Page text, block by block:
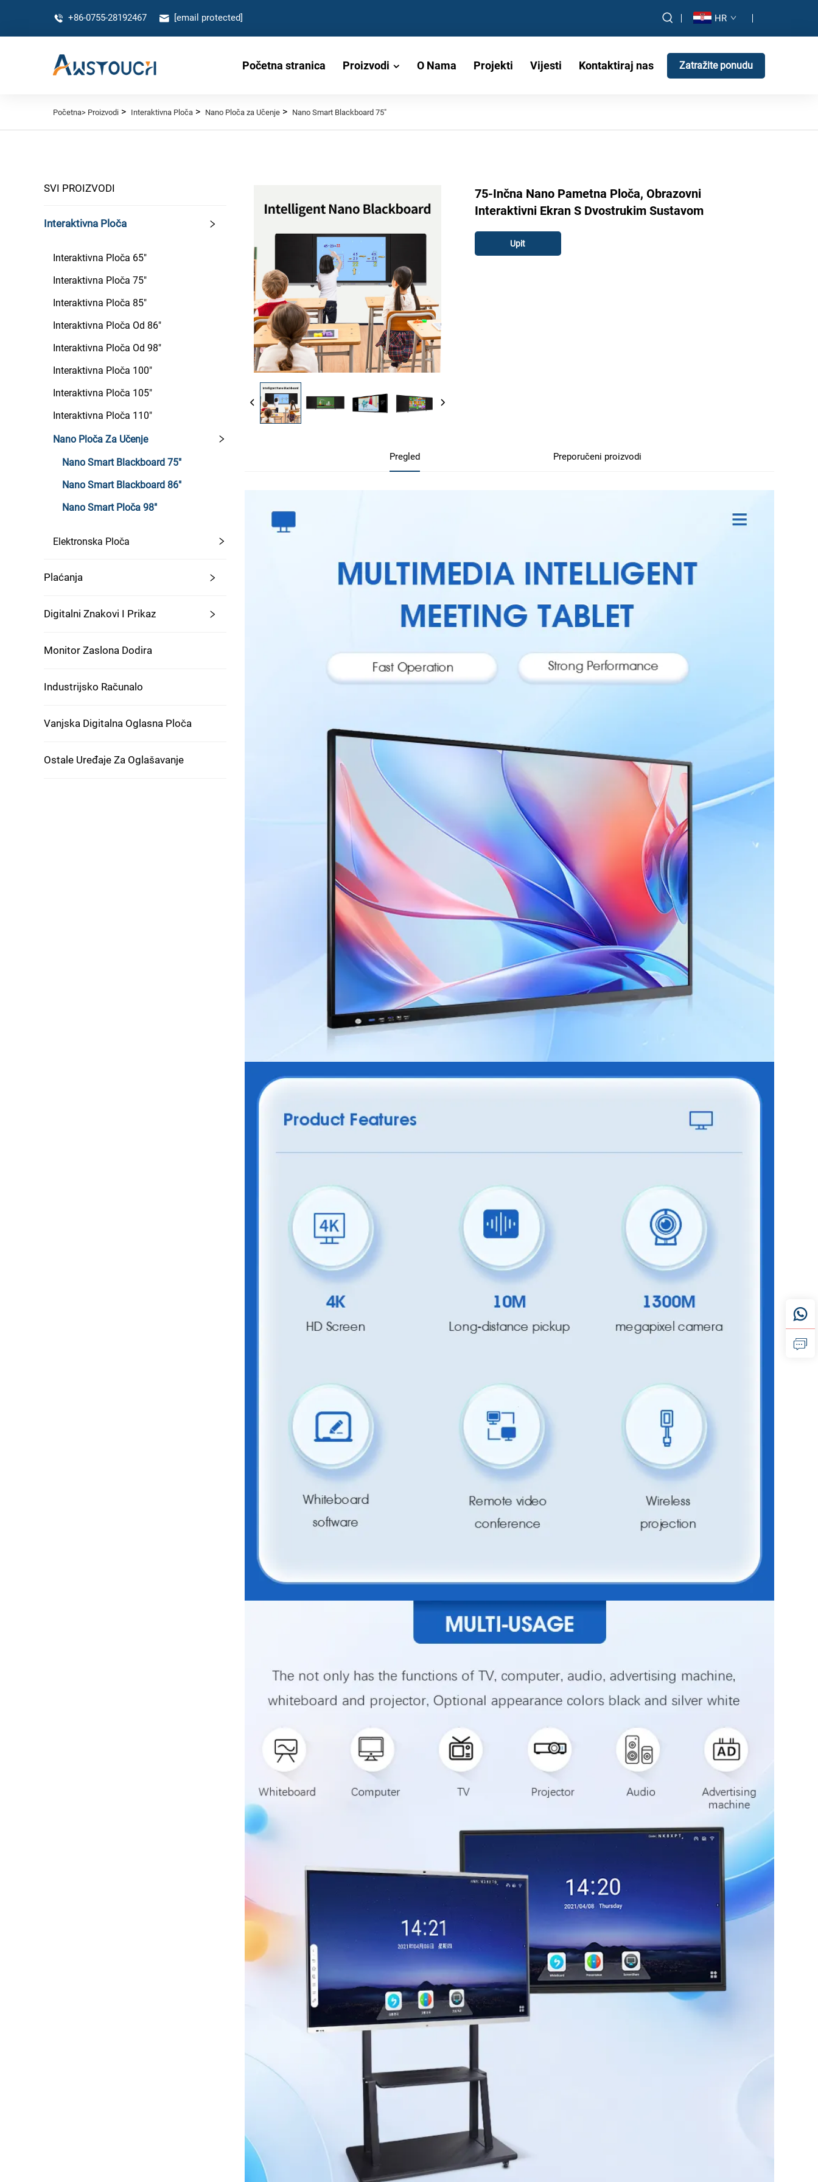
+86-0755-28192467 [email protected] HR
Početna stranica Proizvodi O Nama Projekti Vijesti Kontaktiraj nas Zatražite ponudu
Početna> Proizvodi > Interaktivna Ploča > Nano Ploča za Učenje > Nano Smart Blackboard 75"
SVI PROIZVODI
Interaktivna Ploča
Interaktivna Ploča 65"
Interaktivna Ploča 75"
Interaktivna Ploča 85"
Interaktivna Ploča Od 86"
Interaktivna Ploča Od 98"
Interaktivna Ploča 100"
Interaktivna Ploča 105"
Interaktivna Ploča 110"
Nano Ploča Za Učenje
Nano Smart Blackboard 75"
Nano Smart Blackboard 86"
Nano Smart Ploča 98"
Elektronska Ploča
Plaćanja
Digitalni Znakovi I Prikaz
Monitor Zaslona Dodira
Industrijsko Računalo
Vanjska Digitalna Oglasna Ploča
Ostale Uređaje Za Oglašavanje
75-Inčna Nano Pametna Ploča, Obrazovni
Interaktivni Ekran S Dvostrukim Sustavom
Upit
Pregled Preporučeni proizvodi